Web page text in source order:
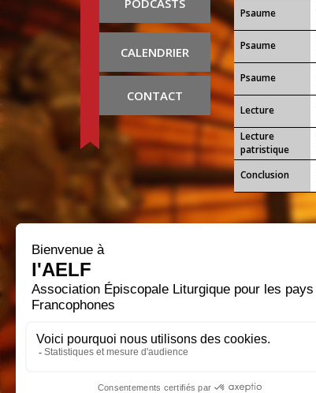
PODCASTS
CALENDRIER
CONTACT
Psaume
Psaume
Psaume
Lecture
Lecture
patristique
Conclusion